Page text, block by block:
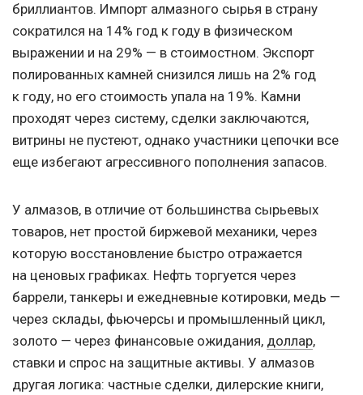
бриллиантов. Импорт алмазного сырья в страну
сократился на 14% год к году в физическом
выражении и на 29% — в стоимостном. Экспорт
полированных камней снизился лишь на 2% год
к году, но его стоимость упала на 19%. Камни
проходят через систему, сделки заключаются,
витрины не пустеют, однако участники цепочки все
еще избегают агрессивного пополнения запасов.
У алмазов, в отличие от большинства сырьевых
товаров, нет простой биржевой механики, через
которую восстановление быстро отражается
на ценовых графиках. Нефть торгуется через
баррели, танкеры и ежедневные котировки, медь —
через склады, фьючерсы и промышленный цикл,
золото — через финансовые ожидания, доллар,
ставки и спрос на защитные активы. У алмазов
другая логика: частные сделки, дилерские книги,